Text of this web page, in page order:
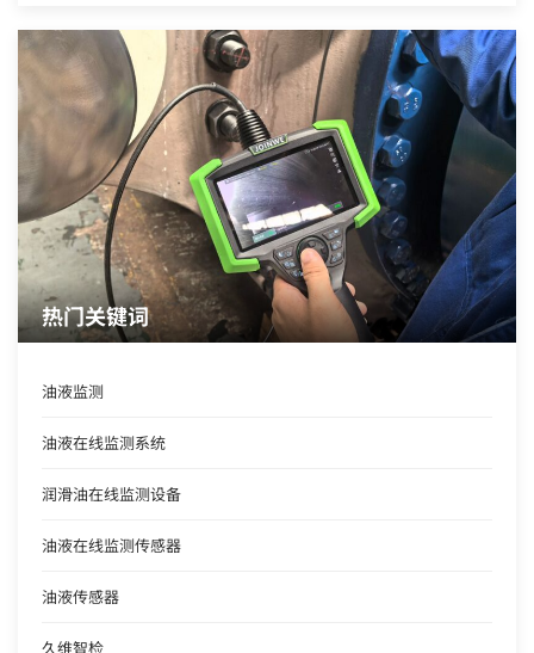
热门关键词
油液监测
油液在线监测系统
润滑油在线监测设备
油液在线监测传感器
油液传感器
久维智检